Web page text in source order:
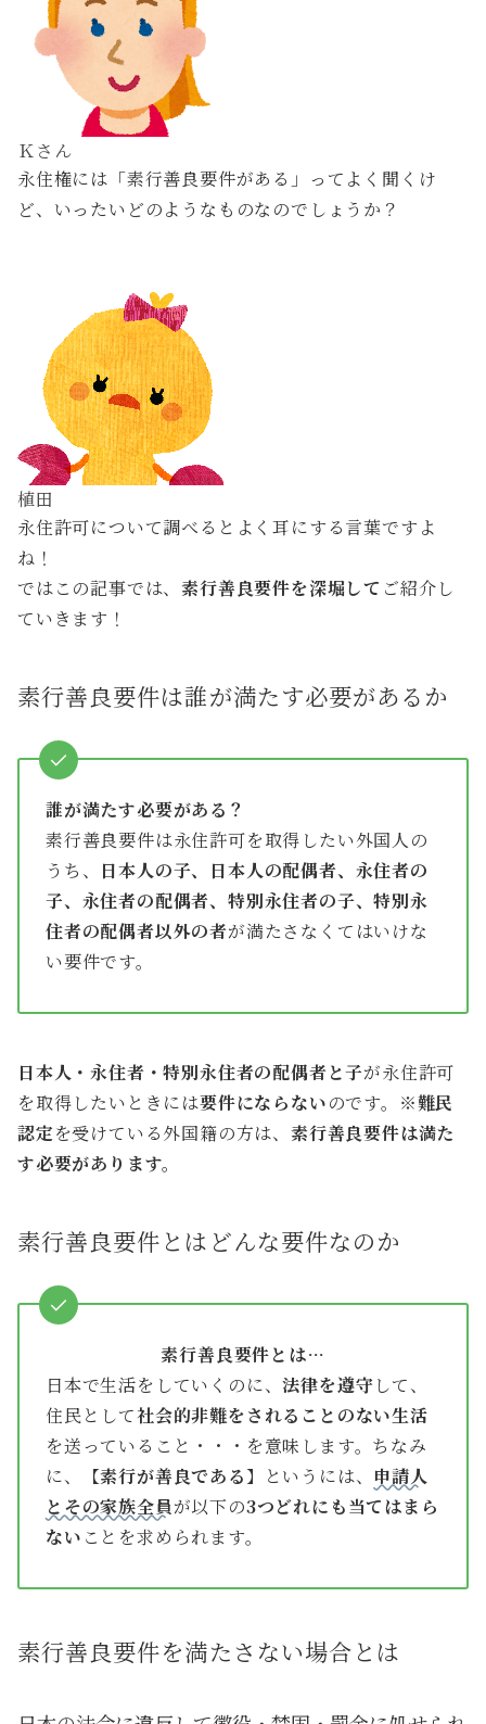
Ｋさん
永住権には「素行善良要件がある」ってよく聞くけ
ど、いったいどのようなものなのでしょうか？
植田
永住許可について調べるとよく耳にする言葉ですよ
ね！
ではこの記事では、素行善良要件を深堀して ご紹介し
ていきます！
素行善良要件は誰が満たす必要があるか
誰が満たす必要がある？
素行善良要件は永住許可を取得したい外国人の
うち、
日本人の子、日本人の配偶者、永住者の
子、永住者の配偶者、特別永住者の子、特別永
住者の配偶者以外の者が満たさなくてはいけな
い要件です。
日本人・永住者・特別永住者の配偶者と子が永住許可
を取得したいときには要件にならないのです。※難民
認定を受けている外国籍の方は、素行善良要件は満た
す必要があります。
素行善良要件とはどんな要件なのか
素行善良要件とは…
日本で生活をしていくのに、法律を遵守して、
住民として社会的非難をされることのない生活
を送っていること・・・を意味します。ちなみ
に、【素行が善良である】というには、 申請人
とその家族全員が以下の3つどれにも当てはまら
ない ことを求められます。
素行善良要件を満たさない場合とは